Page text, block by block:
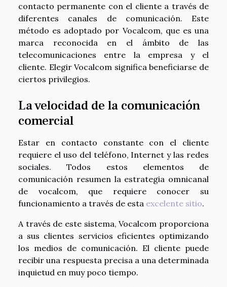
contacto permanente con el cliente a través de
diferentes canales de comunicación. Este
método es adoptado por Vocalcom, que es una
marca reconocida en el ámbito de las
telecomunicaciones entre la empresa y el
cliente. Elegir Vocalcom significa beneficiarse de
ciertos privilegios.
La velocidad de la comunicación
comercial
Estar en contacto constante con el cliente
requiere el uso del teléfono, Internet y las redes
sociales. Todos estos elementos de
comunicación resumen la estrategia omnicanal
de vocalcom, que requiere conocer su
funcionamiento a través de esta excelente sitio.
A través de este sistema, Vocalcom proporciona
a sus clientes servicios eficientes optimizando
los medios de comunicación. El cliente puede
recibir una respuesta precisa a una determinada
inquietud en muy poco tiempo.